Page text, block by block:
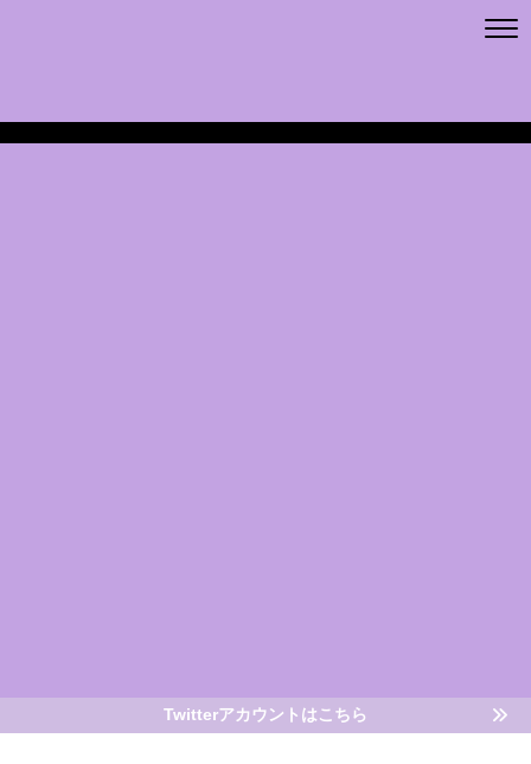
Twitterアカウントはこちら